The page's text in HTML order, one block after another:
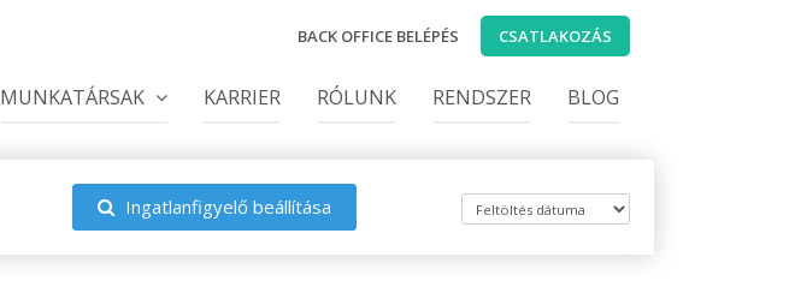
BACK OFFICE BELÉPÉS CSATLAKOZÁS
MUNKATÁRSAK KARRIER RÓLUNK RENDSZER BLOG
Ingatlanfigyelő beállítása